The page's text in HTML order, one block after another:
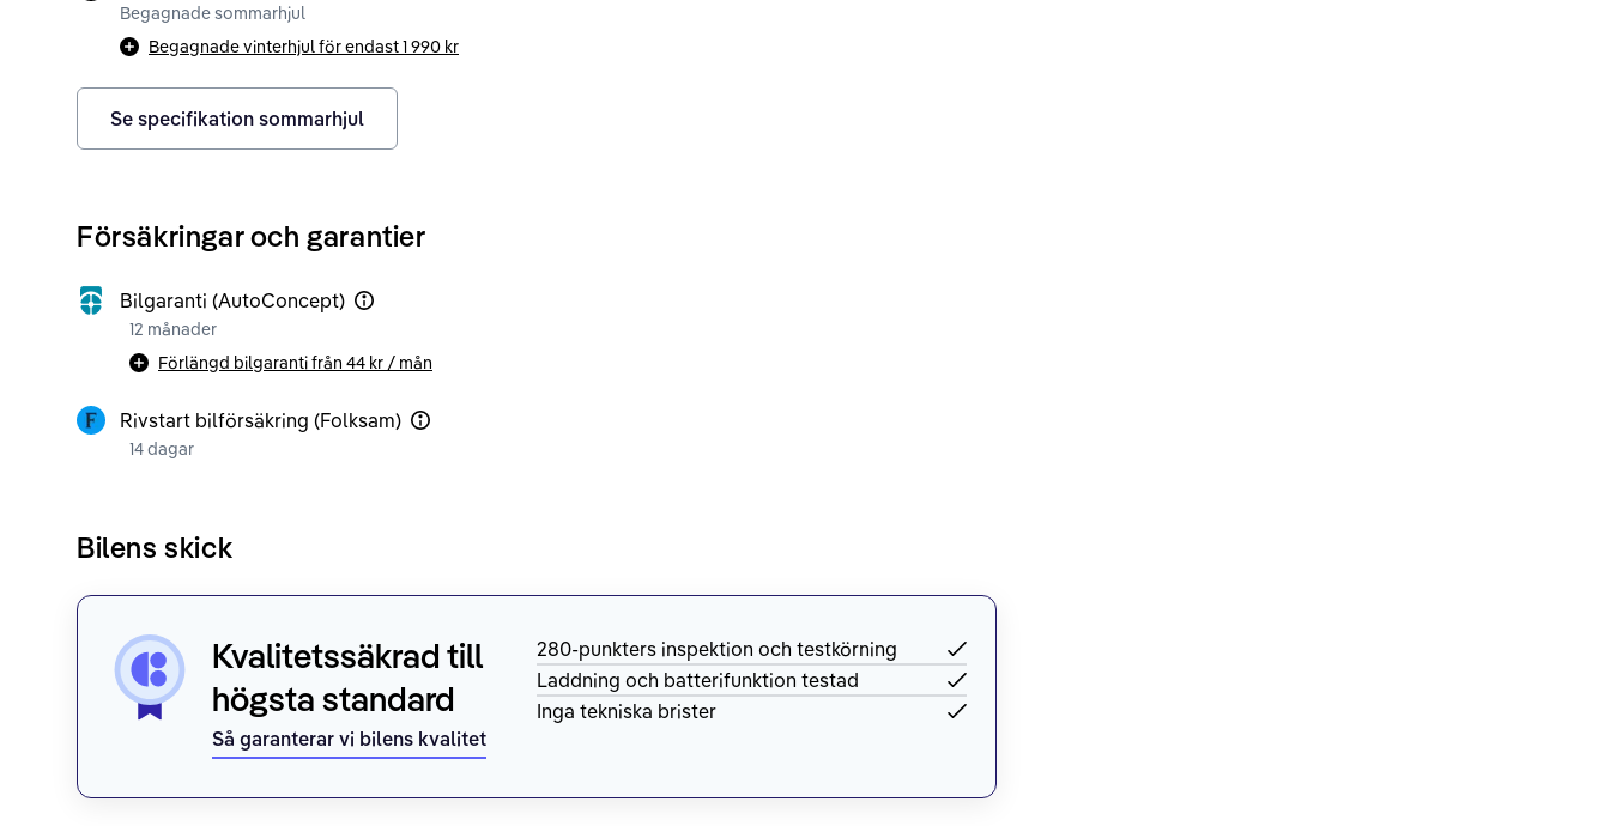
Begagnade sommarhjul
Begagnade vinterhjul för endast1 990 kr
Se specifikation sommarhjul
Försäkringar och garantier
Bilgaranti (AutoConcept)
12 månader
Förlängd bilgaranti från 44 kr / mån
Rivstart bilförsäkring (Folksam)
14 dagar
Bilens skick
Kvalitetssäkrad till
högsta standard
Så garanterar vi bilens kvalitet
280-punkters inspektion och testkörning
Laddning och batterifunktion testad
Inga tekniska brister